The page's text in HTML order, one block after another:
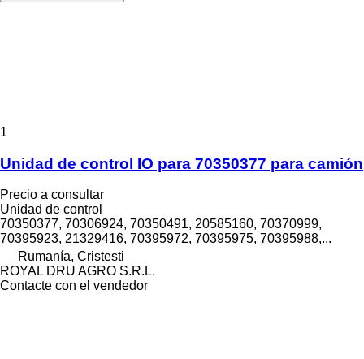
1
Unidad de control IO para 70350377 para camión
Precio a consultar
Unidad de control
70350377, 70306924, 70350491, 20585160, 70370999,
70395923, 21329416, 70395972, 70395975, 70395988,...
Rumanía, Cristesti
ROYAL DRU AGRO S.R.L.
Contacte con el vendedor